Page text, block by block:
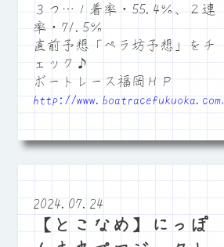
３つ…１着率・55.4％、２連
率・71.5％
直前予想「ペラ坊予想」をチ
ェック♪
ボートレース福岡ＨＰ
http://www.boatracefukuoka.com/
2024.07.24
【とこなめ】にっぽ